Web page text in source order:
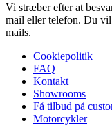
Vi stræber efter at
mail eller telefon. Du
mails.
Cookiepolitik
FAQ
Kontakt
Showrooms
Få tilbud på
Motorcykler